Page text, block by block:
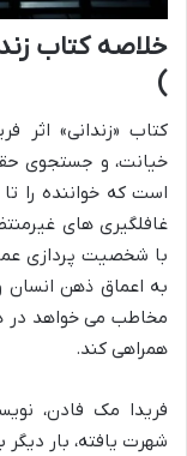
خلاصه کتاب
)
کتاب «زندانی» اثر
خیانت، و جستجوی
است که خواننده را
غافلگیری های
با شخصیت پردازی
به اعماق ذهن انسان
مخاطب می خواهد در
همراهی کند.
فریدا مک فادن،